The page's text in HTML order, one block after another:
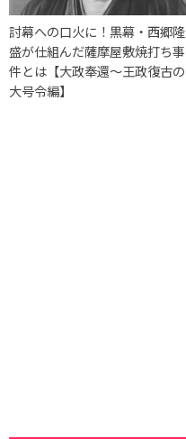
討幕への口火に！黒幕・西郷隆
盛が仕組んだ薩摩屋敷焼打ち事
件とは【大政奉還〜王政復古の
大号令編】